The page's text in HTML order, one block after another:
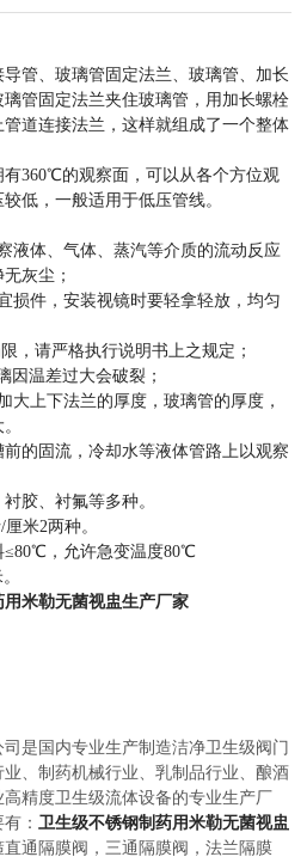
管、玻璃管固定法兰、玻璃管、加长
管固定法兰夹住玻璃管，用加长螺栓
道连接法兰，这样就组成了一个整体
360℃的观察面，可以从各个方位观
低，一般适用于低压管线。
液体、气体、蒸汽等介质的流动反应
灰尘；
损件，安装视镜时要轻拿轻放，均匀
，请严格执行说明书上之规定；
因温差过大会破裂；
大上下法兰的厚度，玻璃管的厚度，
的固流，冷却水等液体管路上以观察
胶、衬氟等多种。
米2两种。
≤80℃，允许急变温度80℃
米勒无菌视盅生产厂家
司是 国内专业生产制造洁净卫生级阀门
业、制药机械行业、乳制品行业、酿酒
精度卫生级流体设备的专业生产厂
有：卫生级不锈钢制药用米勒无菌视盅
直通隔膜阀，三通隔膜阀，法兰隔膜